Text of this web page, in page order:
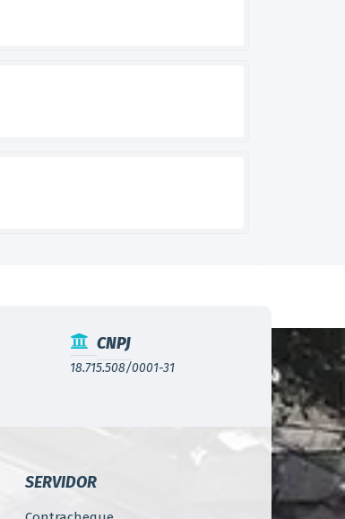
CNPJ
18.715.508/0001-31
SERVIDOR